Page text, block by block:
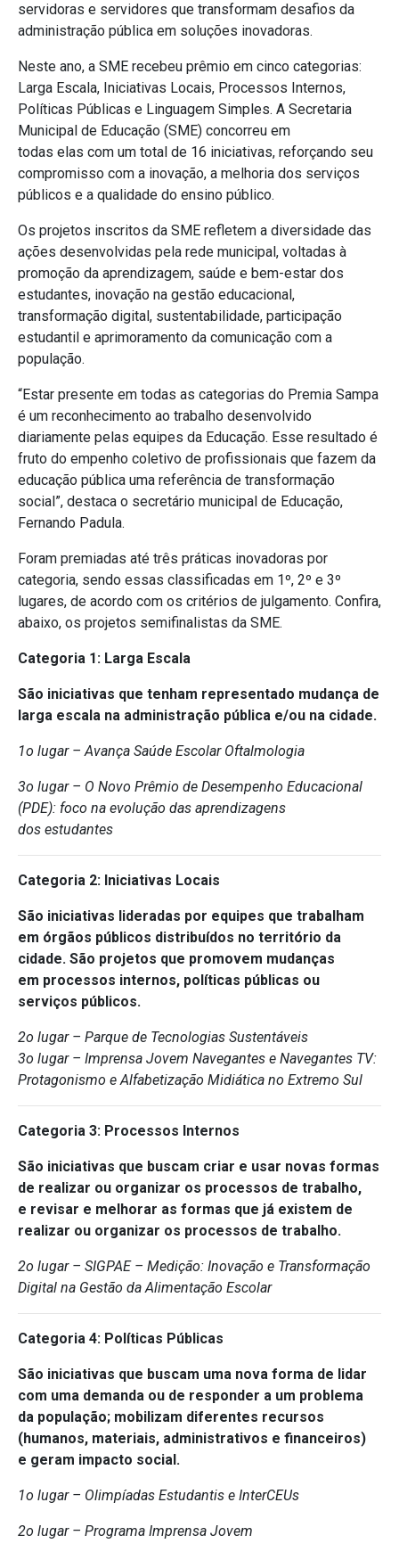
servidoras e servidores que transformam desafios da
administração pública em soluções inovadoras.
Neste ano, a SME recebeu prêmio em cinco categorias:
Larga Escala, Iniciativas Locais, Processos Internos,
Políticas Públicas e Linguagem Simples. A Secretaria
Municipal de Educação (SME) concorreu em
todas elas com um total de 16 iniciativas, reforçando seu
compromisso com a inovação, a melhoria dos serviços
públicos e a qualidade do ensino público.
Os projetos inscritos da SME refletem a diversidade das
ações desenvolvidas pela rede municipal, voltadas à
promoção da aprendizagem, saúde e bem-estar dos
estudantes, inovação na gestão educacional,
transformação digital, sustentabilidade, participação
estudantil e aprimoramento da comunicação com a
população.
“Estar presente em todas as categorias do Premia Sampa
é um reconhecimento ao trabalho desenvolvido
diariamente pelas equipes da Educação. Esse resultado é
fruto do empenho coletivo de profissionais que fazem da
educação pública uma referência de transformação
social”, destaca o secretário municipal de Educação,
Fernando Padula.
Foram premiadas até três práticas inovadoras por
categoria, sendo essas classificadas em 1º, 2º e 3º
lugares, de acordo com os critérios de julgamento. Confira,
abaixo, os projetos semifinalistas da SME.
Categoria 1: Larga Escala
São iniciativas que tenham representado mudança de
larga escala na administração pública e/ou na cidade.
1o lugar – Avança Saúde Escolar Oftalmologia
3o lugar – O Novo Prêmio de Desempenho Educacional
(PDE): foco na evolução das aprendizagens
dos estudantes
Categoria 2: Iniciativas Locais
São iniciativas lideradas por equipes que trabalham
em órgãos públicos distribuídos no território da
cidade. São projetos que promovem mudanças
em processos internos, políticas públicas ou
serviços públicos.
2o lugar – Parque de Tecnologias Sustentáveis
3o lugar – Imprensa Jovem Navegantes e Navegantes TV:
Protagonismo e Alfabetização Midiática no Extremo Sul
Categoria 3: Processos Internos
São iniciativas que buscam criar e usar novas formas
de realizar ou organizar os processos de trabalho,
e revisar e melhorar as formas que já existem de
realizar ou organizar os processos de trabalho.
2o lugar – SIGPAE – Medição: Inovação e Transformação
Digital na Gestão da Alimentação Escolar
Categoria 4: Políticas Públicas
São iniciativas que buscam uma nova forma de lidar
com uma demanda ou de responder a um problema
da população; mobilizam diferentes recursos
(humanos, materiais, administrativos e financeiros)
e geram impacto social.
1o lugar – Olimpíadas Estudantis e InterCEUs
2o lugar – Programa Imprensa Jovem